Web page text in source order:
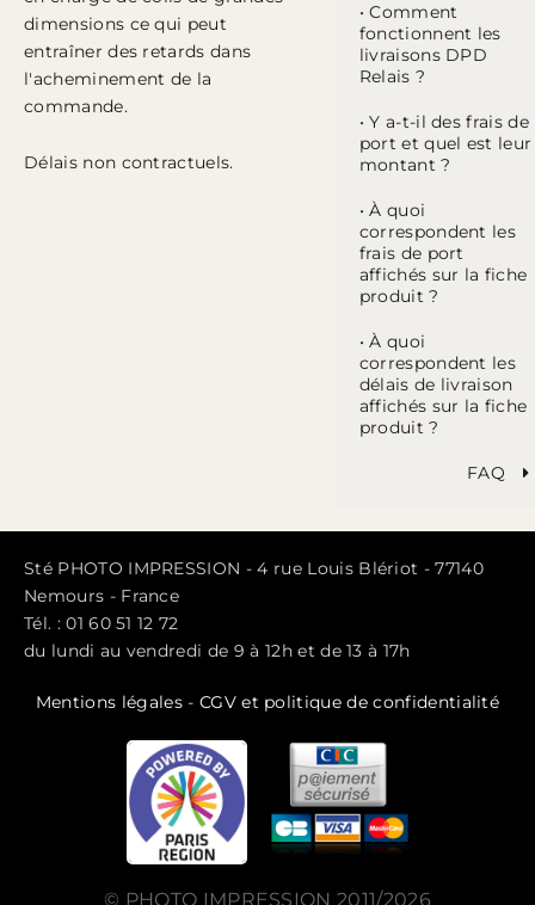
dimensions ce qui peut
entraîner des retards dans
l'acheminement de la
commande.
Délais non contractuels.
• Comment
fonctionnent les
livraisons DPD
Relais ?
• Y a-t-il des frais de
port et quel est leur
montant ?
• À quoi
correspondent les
frais de port
affichés sur la fiche
produit ?
• À quoi
correspondent les
délais de livraison
affichés sur la fiche
produit ?
FAQ
Sté PHOTO IMPRESSION - 4 rue Louis Blériot - 77140
Nemours - France
Tél. : 01 60 51 12 72
du lundi au vendredi de 9 à 12h et de 13 à 17h
Mentions légales - CGV et politique de confidentialité
© PHOTO IMPRESSION 2011/2026